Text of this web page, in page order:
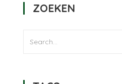
ZOEKEN